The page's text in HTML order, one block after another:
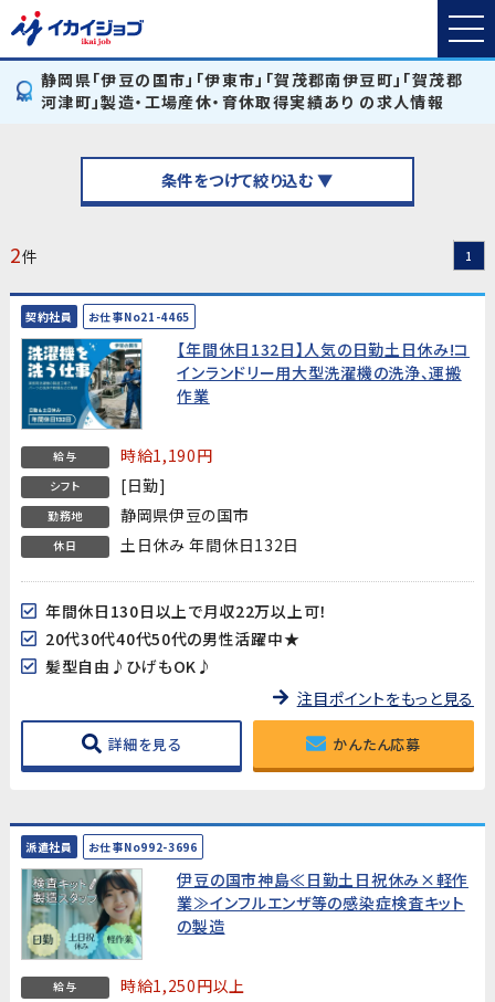
静岡県「伊豆の国市」「伊東市」「賀茂郡南伊豆町」「賀茂郡
河津町」製造・工場産休・育休取得実績あり の求人情報
条件をつけて絞り込む ▼
2件 1
契約社員 お仕事No21-4465
【年間休日132日】人気の日勤土日休み!コ
インランドリー用大型洗濯機の洗浄、運搬
作業
給与 時給1,190円
シフト [日勤]
勤務地 静岡県伊豆の国市
休日 土日休み 年間休日132日
年間休日130日以上で月収22万以上可！
20代30代40代50代の男性活躍中★
髪型自由♪ひげもOK♪
注目ポイントをもっと見る
詳細を見る かんたん応募
派遣社員 お仕事No992-3696
伊豆の国市神島≪日勤土日祝休み×軽作
業≫インフルエンザ等の感染症検査キット
の製造
給与 時給1,250円以上